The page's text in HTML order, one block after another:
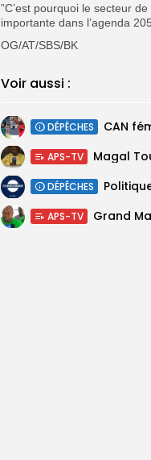
”C’est pourquoi le secteur
importante dans l’agenda
OG/AT/SBS/BK
Voir aussi :
DÉPÊCHES
APS-TV
DÉPÊCHES
APS-TV